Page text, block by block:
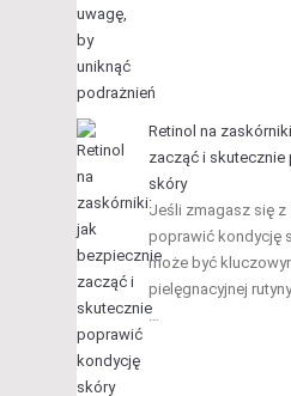
Retinol na
zacząć i
skóry
Jeśli zmagasz się
poprawić kondycję
może być
pielęgnacyjnej
…